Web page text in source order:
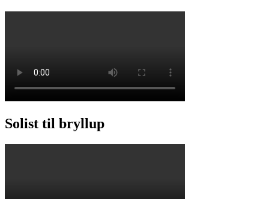
Solist til bryllup